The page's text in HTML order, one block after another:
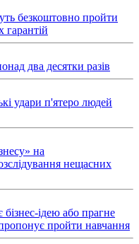
безкоштовно пройти
два десятки разів
удари п'ятеро людей
на
нещасних
ідею або прагне
пройти навчання